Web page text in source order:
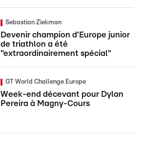
Sebastian Ziekman
Devenir champion d’Europe junior
de triathlon a été
"extraordinairement spécial"
GT World Challenge Europe
Week-end décevant pour Dylan
Pereira à Magny-Cours